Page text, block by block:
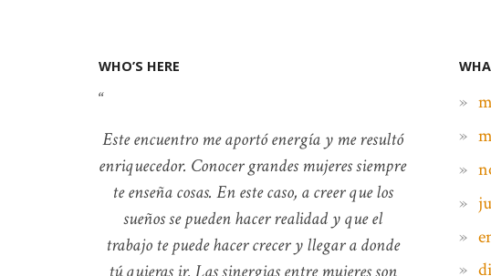
WHO’S HERE
Este encuentro me aportó energía y me resultó
enriquecedor. Conocer grandes mujeres siempre
te enseña cosas. En este caso, a creer que los
sueños se pueden hacer realidad y que el
trabajo te puede hacer crecer y llegar a donde
tú quieras ir. Las sinergias entre mujeres son